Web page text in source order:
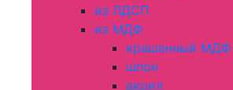
из ЛДСП
из МДФ
крашенный МДФ
шпон
акрил